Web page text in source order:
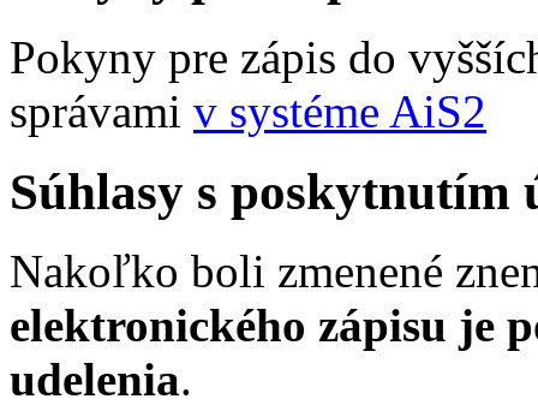
Pokyny pre zápis do
správami v systéme AiS2
Súhlasy s poskytnutím
Nakoľko boli zmenené
elektronického zápisu je
udelenia.